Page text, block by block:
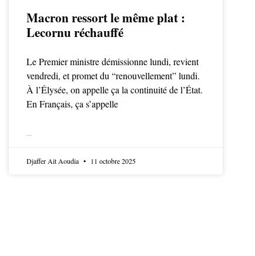
Macron ressort le même plat :
Lecornu réchauffé
Le Premier ministre démissionne lundi, revient
vendredi, et promet du “renouvellement” lundi.
À l’Élysée, on appelle ça la continuité de l’État.
En Français, ça s’appelle
Djaffer Ait Aoudia 11 octobre 2025